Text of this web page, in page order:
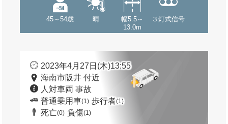
45～54歳 晴
幅5.5～
13.0m
３灯式信号
2023年4月27日(木)13:55
海南市阪井 付近
人対車両 事故
普通乗用車(1) 歩行者(1)
死亡(0) 負傷(1)